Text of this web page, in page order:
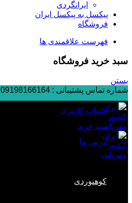
ایرانگردی
پیکسل به پیکسل ایران
فروشگاه
فهرست علاقمندی ها
سبد خرید فروشگاه
بستن
شماره تماس پشتیبانی : 09198166164
حساب کاربری
سبد خرید
آدرس ما
کوهنوردی